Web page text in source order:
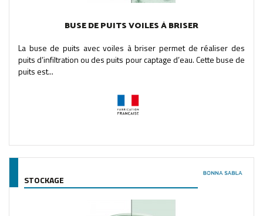
BUSE DE PUITS VOILES À BRISER
La buse de puits avec voiles à briser permet de réaliser des
puits d’infiltration ou des puits pour captage d’eau. Cette buse de
puits est...
STOCKAGE